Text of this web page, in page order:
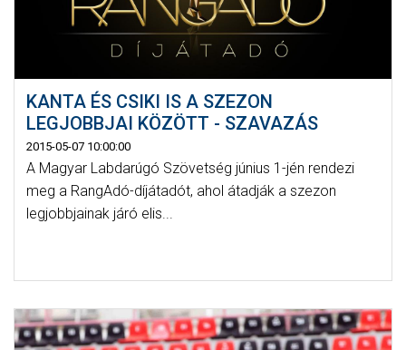
KANTA ÉS CSIKI IS A SZEZON
LEGJOBBJAI KÖZÖTT - SZAVAZÁS
2015-05-07 10:00:00
A Magyar Labdarúgó Szövetség június 1-jén rendezi
meg a RangAdó-díjátadót, ahol átadják a szezon
legjobbjainak járó elis...